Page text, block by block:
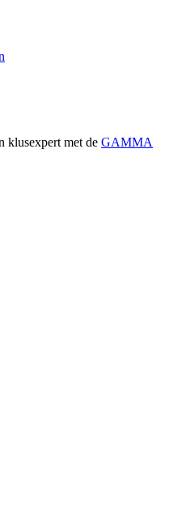
klusexpert met de GAMMA